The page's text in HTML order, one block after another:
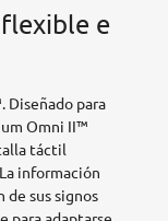
e
para
Omni II™
táctil
información
sus signos